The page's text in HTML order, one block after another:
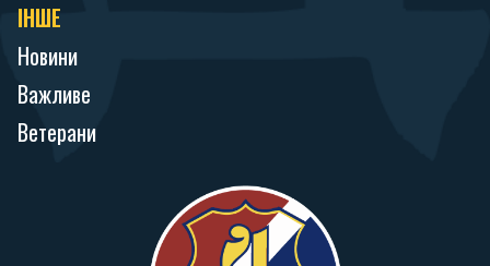
ІНШЕ
Новини
Важливе
Ветерани